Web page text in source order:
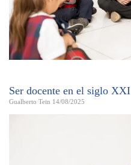
Ser docente en el siglo XXI
Gualberto Tein 14/08/2025